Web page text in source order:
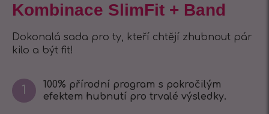
Kombinace SlimFit + Band
Dokonalá sada pro ty, kteří chtějí zhubnout pár
kilo a být fit!
1
100% přírodní program s pokročilým
efektem hubnutí pro trvalé výsledky.